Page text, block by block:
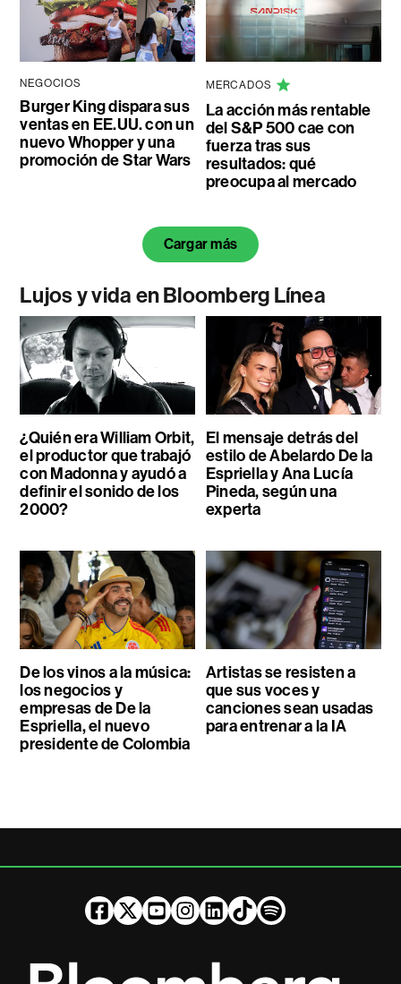
NEGOCIOS
Burger King dispara sus
ventas en EE.UU. con un
nuevo Whopper y una
promoción de Star Wars
MERCADOS
La acción más rentable
del S&P 500 cae con
fuerza tras sus
resultados: qué
preocupa al mercado
Cargar más
Lujos y vida en Bloomberg Línea
¿Quién era William Orbit,
el productor que trabajó
con Madonna y ayudó a
definir el sonido de los
2000?
El mensaje detrás del
estilo de Abelardo De la
Espriella y Ana Lucía
Pineda, según una
experta
De los vinos a la música:
los negocios y
empresas de De la
Espriella, el nuevo
presidente de Colombia
Artistas se resisten a
que sus voces y
canciones sean usadas
para entrenar a la IA